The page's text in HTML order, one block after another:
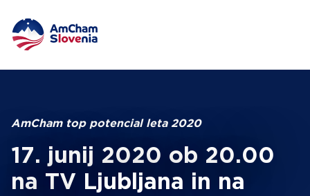
ZAGOVORNIŠTVO
AmCham YOUNG
AmCham top potencial leta 2020
17. junij 2020 ob 20.00
na TV Ljubljana in na